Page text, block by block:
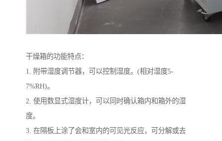
干燥箱的功能特点：
1. 附带湿度调节器，可以控制湿度。(相对湿度5-
7%RH)。
2. 使用数显式湿度计，可以同时确认箱内和箱外的湿
度。
3. 在隔板上涂了会和室内的可见光反应，可分解或去